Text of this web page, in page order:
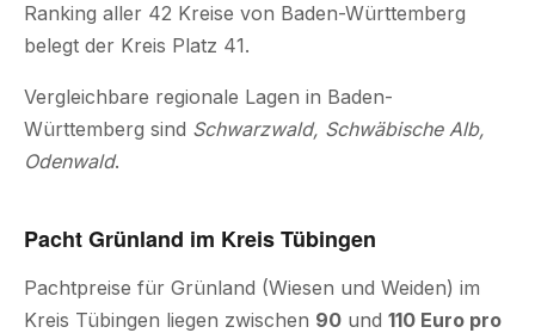
Ranking aller 42 Kreise von Baden-Württemberg
belegt der Kreis Platz 41.
Vergleichbare regionale Lagen in Baden-
Württemberg sind Schwarzwald, Schwäbische Alb,
Odenwald.
Pacht Grünland im Kreis Tübingen
Pachtpreise für Grünland (Wiesen und Weiden) im
Kreis Tübingen liegen zwischen 90 und 110 Euro pro